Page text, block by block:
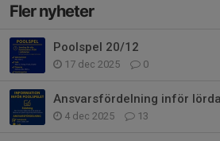
Fler nyheter
Poolspel 20/12
17 dec 2025 0
Ansvarsfördelning inför
4 dec 2025 13